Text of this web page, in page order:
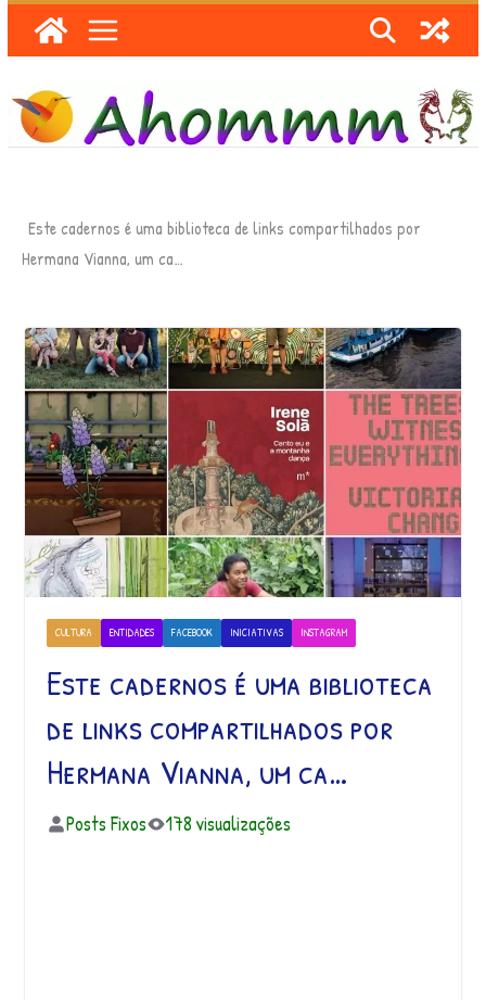
Skip
to
content
Este cadernos é uma biblioteca de links compartilhados por
Hermana Vianna, um ca…
CULTURA ENTIDADES FACEBOOK INICIATIVAS INSTAGRAM
Este cadernos é uma biblioteca
de links compartilhados por
Hermana Vianna, um ca…
Posts Fixos 178 visualizações